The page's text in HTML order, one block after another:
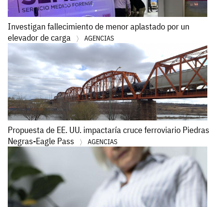
Investigan fallecimiento de menor aplastado por un
elevador de carga
AGENCIAS
Propuesta de EE. UU. impactaría cruce ferroviario Piedras
Negras-Eagle Pass
AGENCIAS